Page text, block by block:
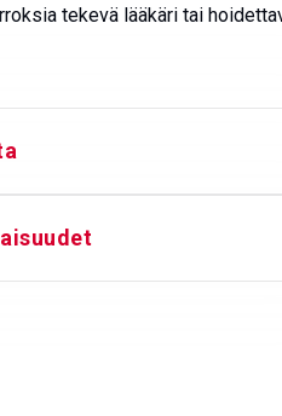
tekevä lääkäri tai